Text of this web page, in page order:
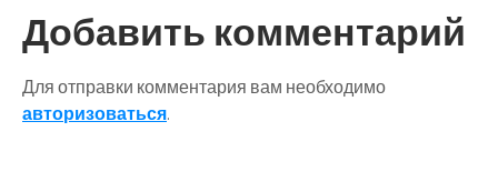
Добавить комментарий
Для отправки комментария вам необходимо
авторизоваться.